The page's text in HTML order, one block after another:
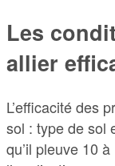
Les
allier
L’efficacité des
sol : type de sol
qu’il pleuve 10